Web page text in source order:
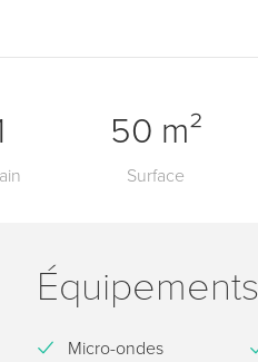
Surface
50 m²
Équipements
Micro-ondes